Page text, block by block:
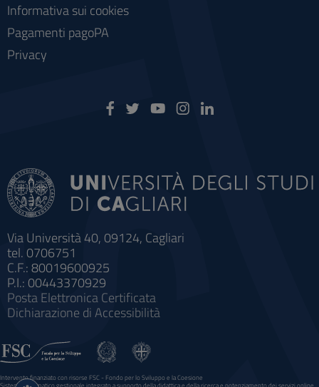
Via Università 40, 09124, Cagliari
tel. 0706751
C.F.: 80019600925
P.I.: 00443370929
Posta Elettronica Certificata
Dichiarazione di Accessibilità
Informativa sui cookies
Pagamenti pagoPA
Privacy
Intervento finanziato con risorse FSC - Fondo per lo Sviluppo e la Coesione